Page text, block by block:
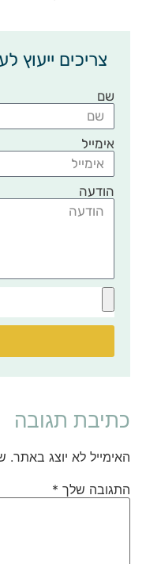
צריכים ייעוץ
שם
אימייל
הודעה
כתיבת תגובה
האימייל לא יוצג באתר.
התגובה שלך *